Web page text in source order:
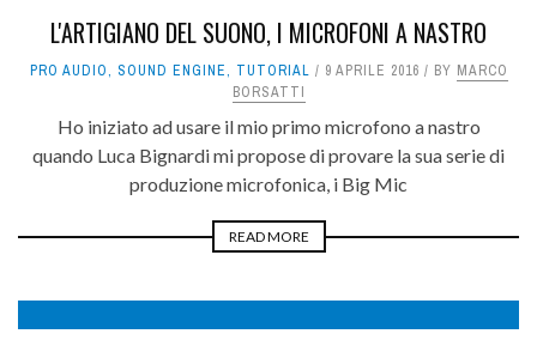
L'ARTIGIANO DEL SUONO, I MICROFONI A NASTRO
PRO AUDIO, SOUND ENGINE, TUTORIAL 9 APRILE 2016 BY MARCO
BORSATTI
Ho iniziato ad usare il mio primo microfono a nastro
quando Luca Bignardi mi propose di provare la sua serie di
produzione microfonica, i Big Mic
READ MORE